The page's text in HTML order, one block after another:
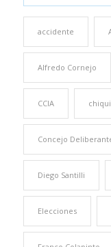
accidente
Alfredo Cornejo
CCIA
Concejo
Diego Santilli
Elecciones